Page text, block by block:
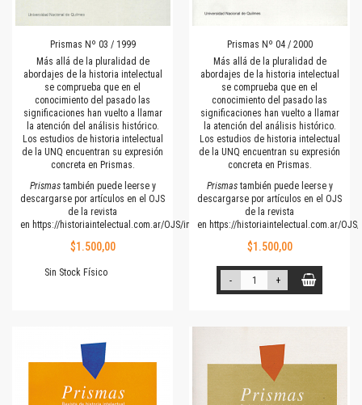
Prismas Nº 03 / 1999
Más allá de la pluralidad de
abordajes de la historia intelectual
se comprueba que en el
conocimiento del pasado las
significaciones han vuelto a llamar
la atención del análisis histórico.
Los estudios de historia intelectual
de la UNQ encuentran su expresión
concreta en Prismas.
Prismas también puede leerse y
descargarse por artículos en el OJS
de la revista
en https://historiaintelectual.com.ar/OJS/index.php/Prismas
$1.500,00
Sin Stock Físico
Prismas Nº 04 / 2000
Más allá de la pluralidad de
abordajes de la historia intelectual
se comprueba que en el
conocimiento del pasado las
significaciones han vuelto a llamar
la atención del análisis histórico.
Los estudios de historia intelectual
de la UNQ encuentran su expresión
concreta en Prismas.
Prismas también puede leerse y
descargarse por artículos en el OJS
de la revista
en https://historiaintelectual.com.ar/
$1.500,00
- +